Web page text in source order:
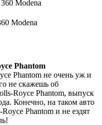
Modena
Phantom
Phantom не очень уж и
не скажешь об
Royce Phantom, выпуск
Конечно, на таком авто
Phantom и не ездят